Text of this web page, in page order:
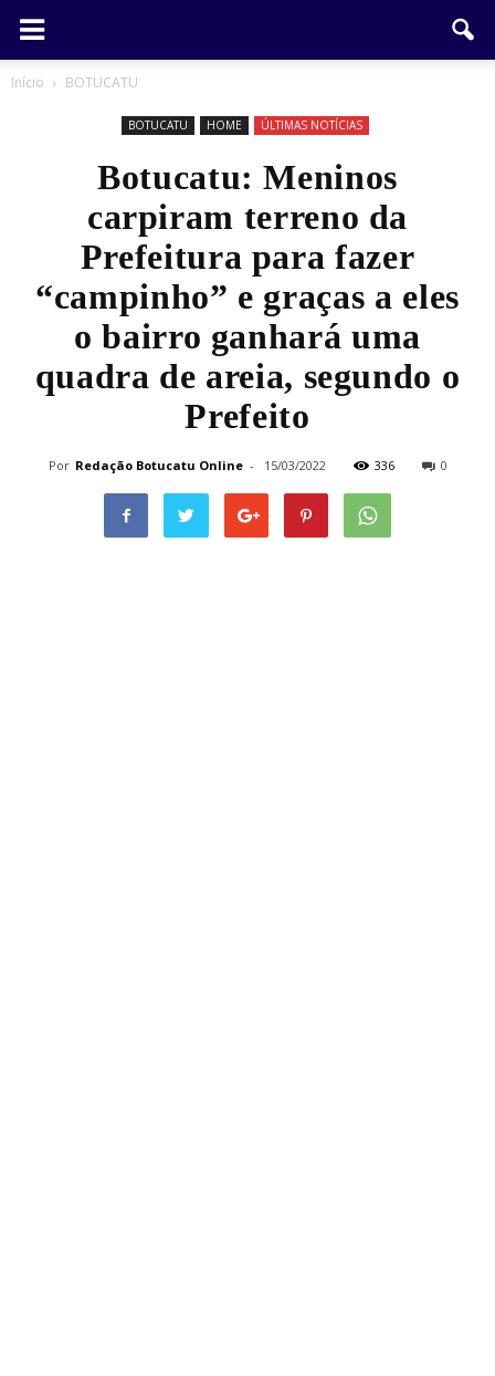
Início BOTUCATU
BOTUCATU HOME ÚLTIMAS NOTÍCIAS
Botucatu: Meninos
carpiram terreno da
Prefeitura para fazer
“campinho” e graças a eles
o bairro ganhará uma
quadra de areia, segundo o
Prefeito
Por Redação Botucatu Online - 15/03/2022 336 0